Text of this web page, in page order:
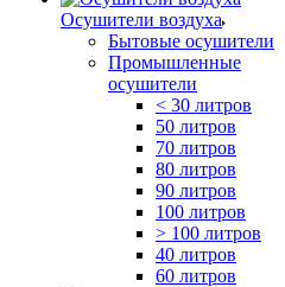
Осушители воздуха
Бытовые осушители
Промышленные
осушители
< 30 литров
50 литров
70 литров
80 литров
90 литров
100 литров
> 100 литров
40 литров
60 литров